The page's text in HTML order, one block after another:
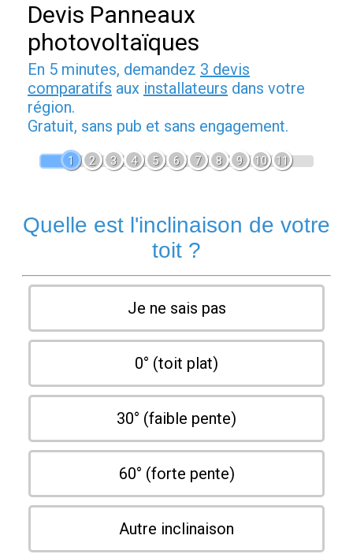
Devis Panneaux
photovoltaïques
En 5 minutes, demandez 3 devis
comparatifs aux installateurs dans votre
région.
Gratuit, sans pub et sans engagement.
1 2 3 4 5 6 7 8 9 10 11
Quelle est l'inclinaison de votre
toit ?
Je ne sais pas
0° (toit plat)
30° (faible pente)
60° (forte pente)
Autre inclinaison